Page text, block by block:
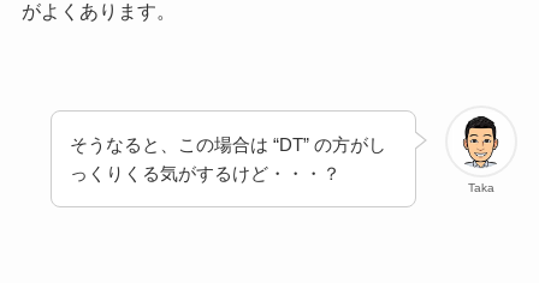
がよくあります。
Taka
そうなると、この場合は “DT” の方がし
っくりくる気がするけど・・・？